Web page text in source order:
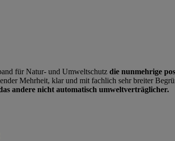
für Natur- und Umweltschutz die nunmehrige
Mehrheit, klar und mit fachlich sehr breiter
andere nicht automatisch umweltverträglicher.